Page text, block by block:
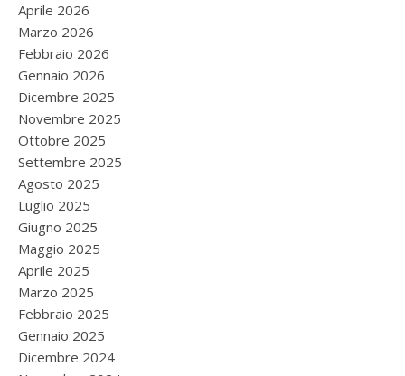
Aprile 2026
Marzo 2026
Febbraio 2026
Gennaio 2026
Dicembre 2025
Novembre 2025
Ottobre 2025
Settembre 2025
Agosto 2025
Luglio 2025
Giugno 2025
Maggio 2025
Aprile 2025
Marzo 2025
Febbraio 2025
Gennaio 2025
Dicembre 2024